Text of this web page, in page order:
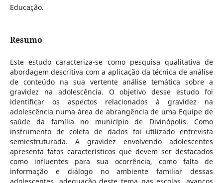
Educação.
Resumo
Este estudo caracteriza-se como pesquisa qualitativa de
abordagem descritiva com a aplicação da técnica de análise
de conteúdo na sua vertente análise temática sobre a
gravidez na adolescência. O objetivo desse estudo foi
identificar os aspectos relacionados à gravidez na
adolescência numa área de abrangência de uma Equipe de
saúde da família no município de Divinópolis. Como
instrumento de coleta de dados foi utilizado entrevista
semiestruturada. A gravidez envolvendo adolescentes
apresenta fatos característicos que devem ser destacados
como influentes para sua ocorrência, como falta de
informação e diálogo no ambiente familiar dessas